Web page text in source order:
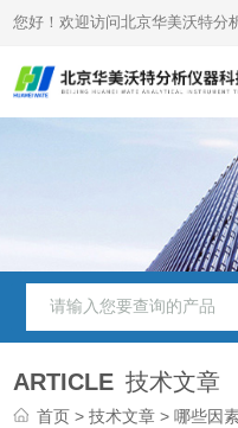
您好！欢迎访问北京华美沃特分
ARTICLE 技术文章
首页 >技术文章 > 哪些因